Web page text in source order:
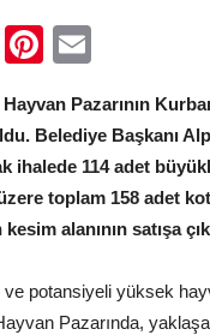
WhatsApp
Pinterest
Pazarının
Belediye Başkanı
ihalede 114 adet
toplam 158 adet
alanının satışa
potansiyeli yüksek
Pazarında,